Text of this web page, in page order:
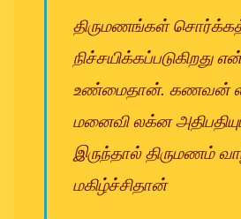
திருமணங்கள்
நிச்சயிக்கப்படுகிறது
உண்மைதான். கணவன்
மனைவி லக்ன
இருந்தால் திருமணம்
மகிழ்ச்சிதான்